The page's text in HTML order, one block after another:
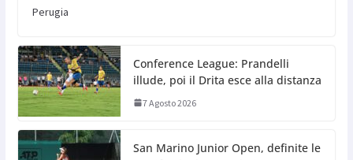
Perugia
Conference League: Prandelli
illude, poi il Drita esce alla distanza
7 Agosto 2026
San Marino Junior Open, definite le